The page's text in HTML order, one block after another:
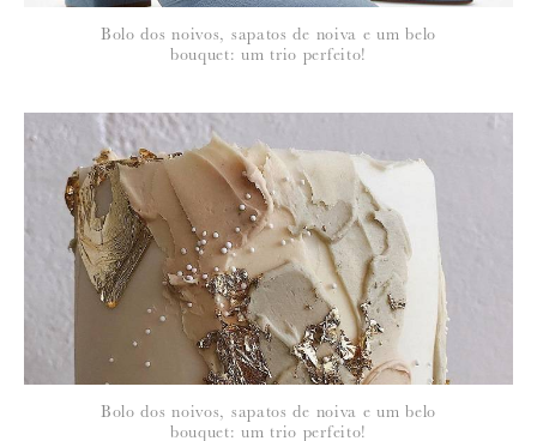
Para saber como tratamos e protegemos os seus dados, leia a nossa
política de privacidade
Bolo dos noivos, sapatos de noiva e um belo
bouquet: um trio perfeito!
Bolo dos noivos, sapatos de noiva e um belo
bouquet: um trio perfeito!